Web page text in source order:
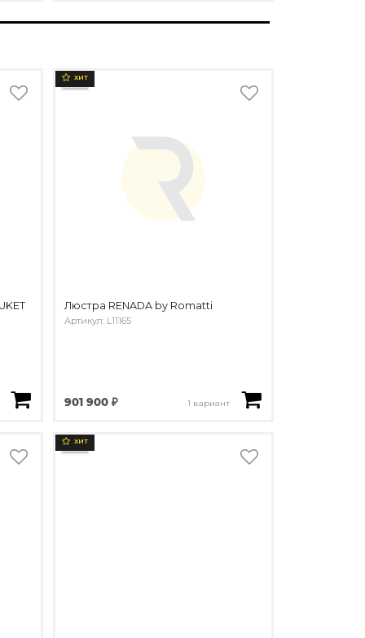
ХИТ
Люстра RENADA by Romatti
Артикул: L11165
901 900 ₽ 1 вариант
ХИТ